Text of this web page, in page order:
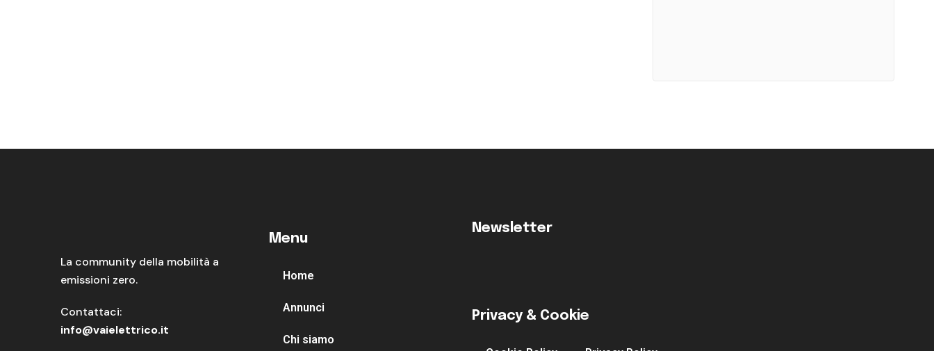
La community della mobilità a
emissioni zero.
Contattaci:
info@vaielettrico.it
Menu
Home
Annunci
Chi siamo
Newsletter
Privacy & Cookie